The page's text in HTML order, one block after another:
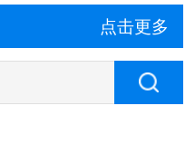
点击更多